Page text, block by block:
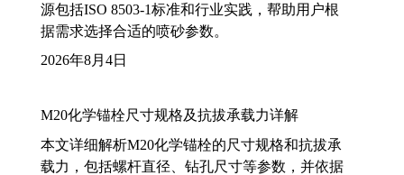
源包括ISO 8503-1标准和行业实践，帮助用户根
据需求选择合适的喷砂参数。
2026年8月4日
M20化学锚栓尺寸规格及抗拔承载力详解
本文详细解析M20化学锚栓的尺寸规格和抗拔承
载力，包括螺杆直径、钻孔尺寸等参数，并依据